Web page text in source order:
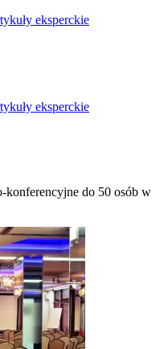
eksperckie
eksperckie
konferencyjne do 50 osób w